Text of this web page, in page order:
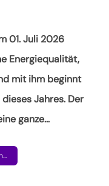
01. Juli 2026
Energiequalität,
mit ihm beginnt
Jahres. Der
ganze…